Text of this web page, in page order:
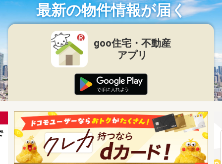
最新の物件情報が届く
goo住宅・不動産
アプリ